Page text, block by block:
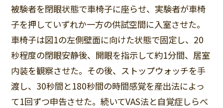
被験者を閉眼状態で車椅子に座らせ、実験者が車椅
子を押していずれか一方の供試空間に入室させた。
車椅子は図1の左側壁面に向けた状態で固定し、20
秒程度の閉眼安静後、開眼を指示して約1分間、居室
内装を観察させた。その後、ストップウォッチを手
渡し、30秒間と180秒間の時間感覚を産出法によっ
て1回ずつ申告させた。続いてVAS法と自覚症しらべ